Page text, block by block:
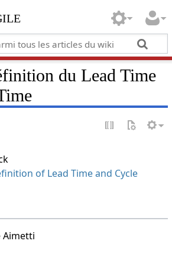
du Lead Time
of Lead Time and Cycle
Aimetti